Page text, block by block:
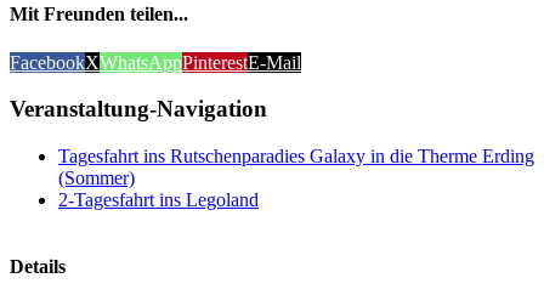
Mit Freunden teilen...
FacebookXWhatsAppPinterestE-Mail
Veranstaltung-Navigation
Tagesfahrt ins Rutschenparadies Galaxy in die Therme Erding
(Sommer)
2-Tagesfahrt ins Legoland
Details